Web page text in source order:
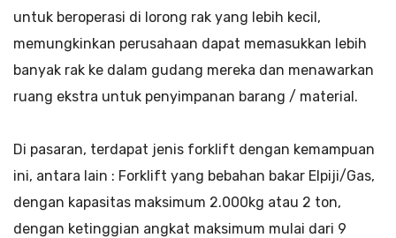
untuk beroperasi di lorong rak yang lebih kecil,
memungkinkan perusahaan dapat memasukkan lebih
banyak rak ke dalam gudang mereka dan menawarkan
ruang ekstra untuk penyimpanan barang / material.
Di pasaran, terdapat jenis forklift dengan kemampuan
ini, antara lain : Forklift yang bebahan bakar Elpiji/Gas,
dengan kapasitas maksimum 2.000kg atau 2 ton,
dengan ketinggian angkat maksimum mulai dari 9